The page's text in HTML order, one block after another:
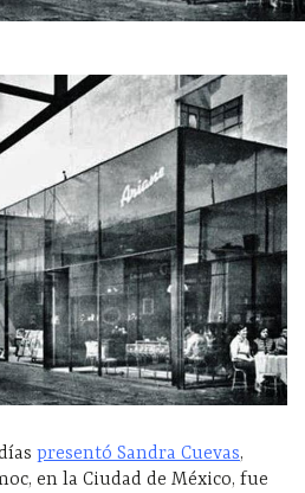
presentó Sandra Cuevas,
en la Ciudad de México, fue